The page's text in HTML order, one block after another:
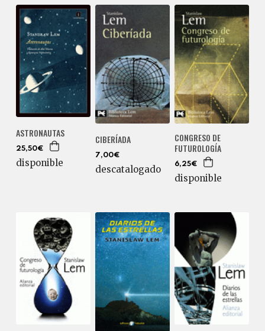
ASTRONAUTAS
25,50€
disponible
CIBERÍADA
7,00€
descatalogado
CONGRESO DE
FUTUROLOGÍA
6,25€
disponible